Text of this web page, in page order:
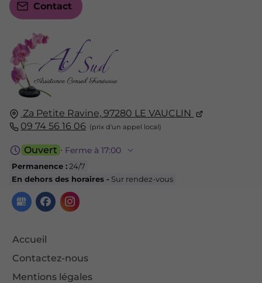
Za Petite Ravine, 97280 LE VAUCLIN
09 74 56 16 06
Ouvert ⋅ Ferme à 17:00
Permanence :24/7
En dehors des horaires - Sur rendez-vous
Accueil
Contactez-nous
Mentions légales
Contact